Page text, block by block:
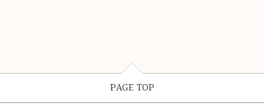
PAGE TOP